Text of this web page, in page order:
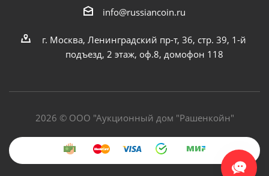
info@russiancoin.ru
г. Москва, Ленинградский пр-т, 36, стр. 39, 1-й
подъезд, 2 этаж, оф.8, домофон 118
2026 © ООО "Аукционный дом "Рашенкойн"